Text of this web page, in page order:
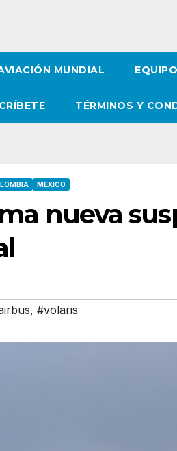
MUNDIAL
TÉRMINOS Y
MEXICO
nueva
, #volaris